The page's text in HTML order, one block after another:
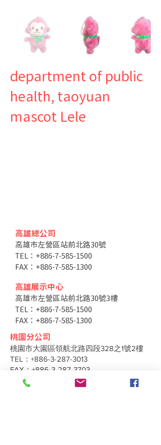
department of public
health, taoyuan
mascot Lele
高雄總公司
高雄市左營區站前北路30號
TEL：+886-7-585-1500
FAX：+886-7-585-1300
高雄展示中心
高雄市左營區站前北路30號3樓
TEL：+886-7-585-1500
FAX：+886-7-585-1300
桃園分公司
桃園市大園區領航北路四段328之1號2樓
TEL：+886-3-287-3013
FAX：+886-3-287-3703
台中分公司